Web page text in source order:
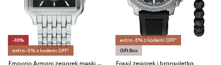
-10%
extra -5% z kodem: OFF*
Emporio Armani zegarek męski Diego
extra -5% z kodem: OFF*
Gift Box
Fossil zegarek i bransoletka